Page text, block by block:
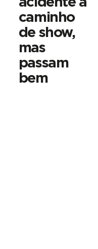
caminho
de show,
mas
passam
bem